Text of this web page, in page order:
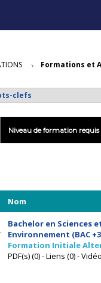
Formations et
Niveau de formation requis
Nom
Bachelor en Sciences
Environnement (BAC
Formation Initiale
PDF(s) (0) - Liens (0) -